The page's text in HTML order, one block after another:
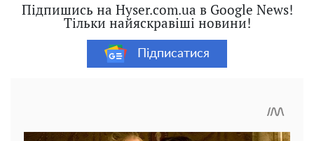
Підпишись на Hyser.com.ua в Google News!
Тільки найяскравіші новини!
Підписатися